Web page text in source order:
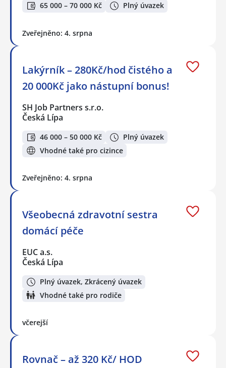
65 000 – 70 000 Kč Plný úvazek
Zveřejněno: 4. srpna
Lakýrník – 280Kč/hod čistého a
20 000Kč jako nástupní bonus!
SH Job Partners s.r.o.
Česká Lípa
46 000 – 50 000 Kč
Plný úvazek
Vhodné také pro cizince
Zveřejněno: 4. srpna
Všeobecná zdravotní sestra
domácí péče
EUC a.s.
Česká Lípa
Plný úvazek, Zkrácený úvazek
Vhodné také pro rodiče
včerejší
Rovnač – až 320 Kč/ HOD